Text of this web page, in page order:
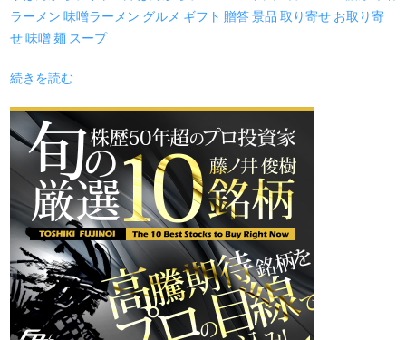
ラーメン 味噌ラーメン グルメ ギフト 贈答 景品 取り寄せ お取り寄
せ 味噌 麺 スープ
続きを読む